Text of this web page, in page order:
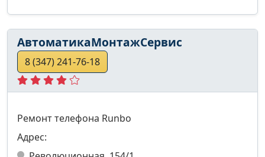
АвтоматикаМонтажСервис
8 (347) 241-76-18
Ремонт телефона Runbo
Адрес: